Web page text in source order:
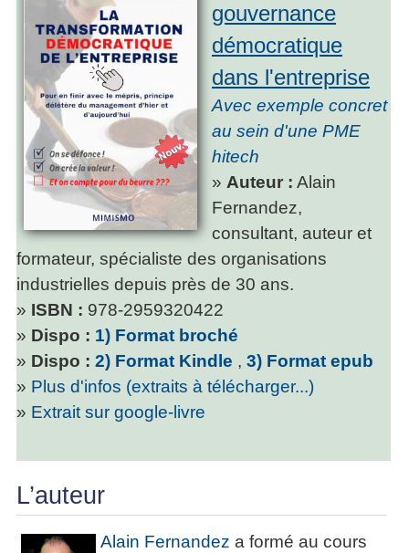
gouvernance
démocratique
dans l'entreprise
Avec exemple concret
au sein d'une PME
hitech
» Auteur : Alain
Fernandez,
consultant, auteur et
formateur, spécialiste des organisations
industrielles depuis près de 30 ans.
» ISBN : 978-2959320422
» Dispo : 1) Format broché
» Dispo : 2) Format Kindle , 3) Format epub
» Plus d'infos (extraits à télécharger...)
» Extrait sur google-livre
L’auteur
Alain Fernandez a formé au cours